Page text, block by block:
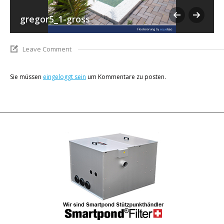
gregor5_1-gross
Leave Comment
Sie müssen eingeloggt sein um Kommentare zu posten.